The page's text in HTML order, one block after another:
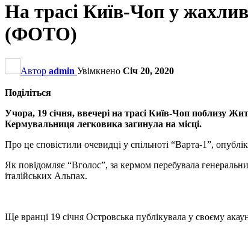
На трасі Київ-Чоп у
(ФОТО)
Автор admin Увімкнено Січ 20, 2020
Поділіться
Учора, 19 січня, ввечері на трасі Київ-Чоп поблизу
Кермувальниця легковика загинула на місці.
Про це сповістили очевидці у спільноті “Варта-1”,
Як повідомляє “Вголос”, за кермом перебувала
італійських Альпах.
Ще вранці 19 січня Островська публікувала у своєму